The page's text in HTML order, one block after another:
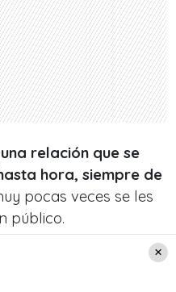
relación que se
hora, siempre de
pocas veces se les
público.